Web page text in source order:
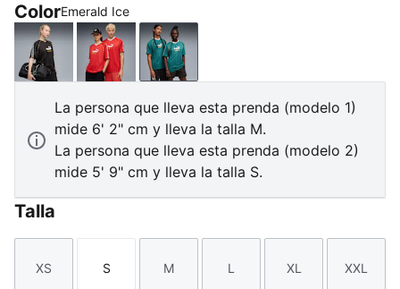
ColorEmerald Ice
PUMA BlackFor All Time Red
Emerald Ice
La persona que lleva esta prenda (modelo 1)
mide 6' 2" cm y lleva la talla M.
La persona que lleva esta prenda (modelo 2)
mide 5' 9" cm y lleva la talla S.
Talla
Talla
XS
Talla
S
Talla
M
Talla
L
Talla
XL
Talla
XXL